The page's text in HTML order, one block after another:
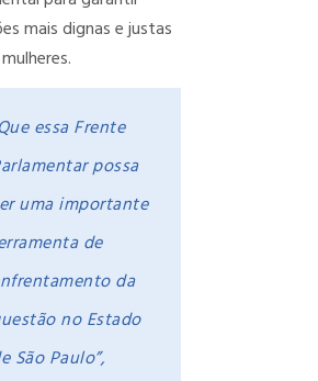
mais dignas e justas
essa Frente
possa
uma importante
de
da
no Estado
São Paulo”,